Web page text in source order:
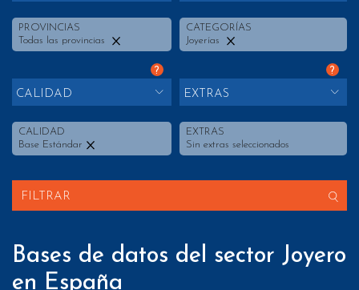
PROVINCIAS
Todas las provincias
CATEGORÍAS
Joyerías
?
CALIDAD
CALIDAD
Base Estándar
?
EXTRAS
EXTRAS
Sin extras seleccionados
FILTRAR
Bases de datos del sector Joyero
en España